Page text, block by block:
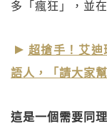
多「瘋狂」，並
超搶手！艾
語人，「請大家
這是一個需要同